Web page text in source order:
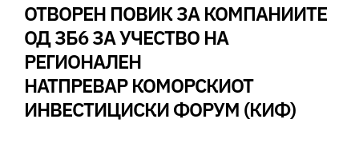
ОТВОРЕН ПОВИК ЗА КОМПАНИИТЕ
ОД ЗБ6 ЗА УЧЕСТВО НА
РЕГИОНАЛЕН
НАТПРЕВАР КОМОРСКИОТ
ИНВЕСТИЦИСКИ ФОРУМ (КИФ)